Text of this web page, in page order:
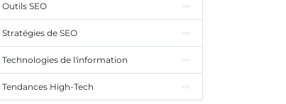
Outils SEO
Stratégies de SEO
Technologies de l'information
Tendances High-Tech